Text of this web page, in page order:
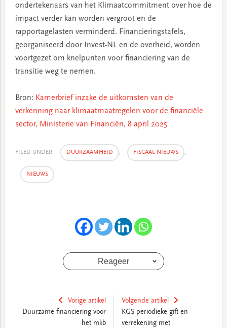
ondertekenaars van het Klimaatcommitment over hoe de
impact verder kan worden vergroot en de
rapportagelasten verminderd. Financieringstafels,
georganiseerd door Invest-NL en de overheid, worden
voortgezet om knelpunten voor financiering van de
transitie weg te nemen.
Bron: Kamerbrief inzake de uitkomsten van de
verkenning naar klimaatmaatregelen voor de financiële
sector, Ministerie van Financiën, 8 april 2025
FILED UNDER: DUURZAAMHEID , FISCAAL NIEUWS ,
NIEUWS
Reageer
Vorige artikel
Duurzame financiering voor
het mkb
Volgende artikel
KGS periodieke gift en
verrekening met